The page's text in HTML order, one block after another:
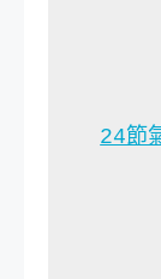
24節